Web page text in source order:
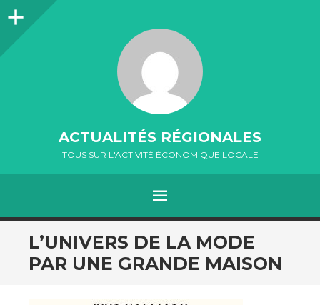
Colonne
ACTUALITÉS RÉGIONALES
TOUS SUR L'ACTIVITÉ ÉCONOMIQUE LOCALE
MENU
ALLER
AU
CONTENU
L’UNIVERS DE LA MODE
PAR UNE GRANDE MAISON